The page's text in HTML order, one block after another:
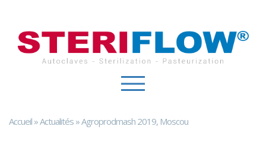
Accueil »Actualités »Agroprodmash 2019, Moscou